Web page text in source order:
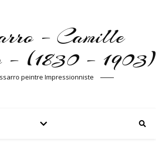
– Camille
– (1830 – 1903)
peintre Impressionniste